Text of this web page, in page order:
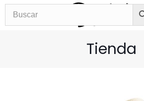
Tienda